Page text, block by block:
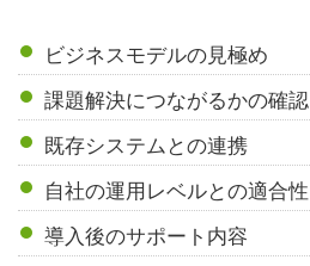
ビジネスモデルの見極め
課題解決につながるかの確認
既存システムとの連携
自社の運用レベルとの適合性
導入後のサポート内容